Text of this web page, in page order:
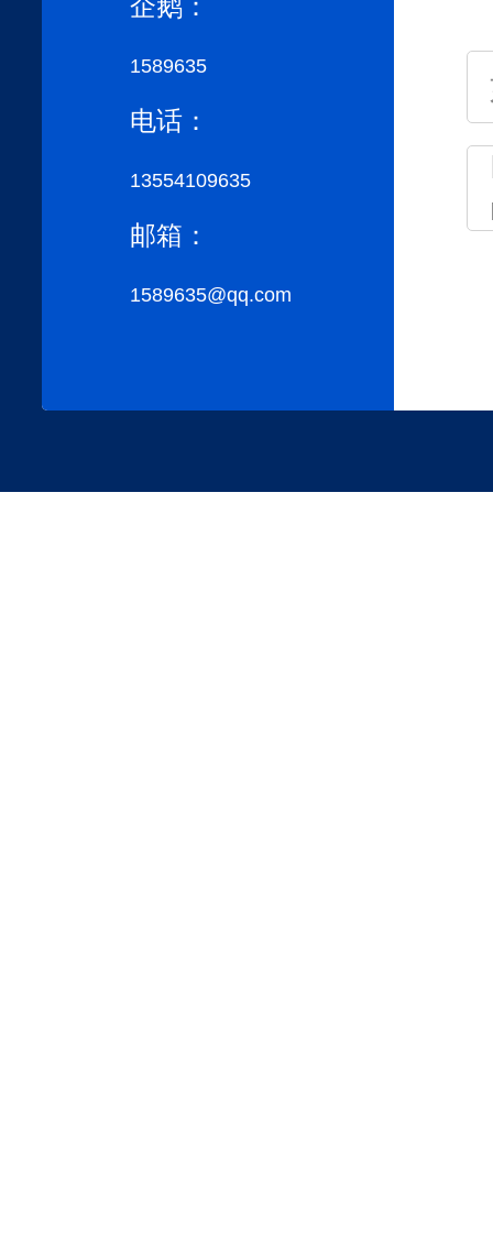
企鹅：
1589635
电话：
13554109635
邮箱：
1589635@qq.com